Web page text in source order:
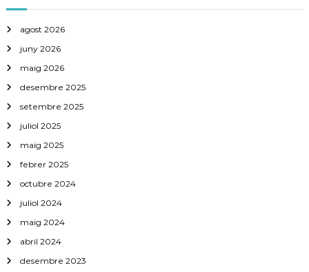
agost 2026
juny 2026
maig 2026
desembre 2025
setembre 2025
juliol 2025
maig 2025
febrer 2025
octubre 2024
juliol 2024
maig 2024
abril 2024
desembre 2023